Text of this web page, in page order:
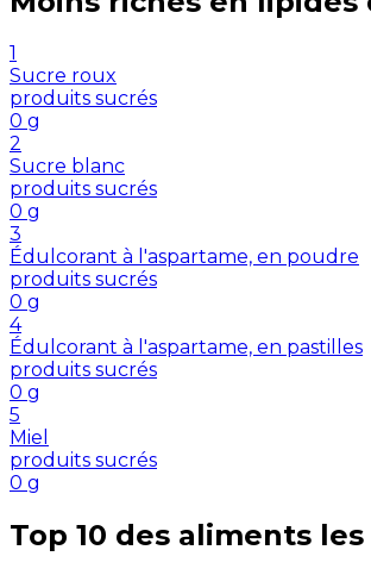
1
Sucre roux
produits sucrés
0 g
2
Sucre blanc
produits sucrés
0 g
3
Édulcorant à l'aspartame, en poudre
produits sucrés
0 g
4
Édulcorant à l'aspartame, en pastilles
produits sucrés
0 g
5
Miel
produits sucrés
0 g
Top 10 des aliments